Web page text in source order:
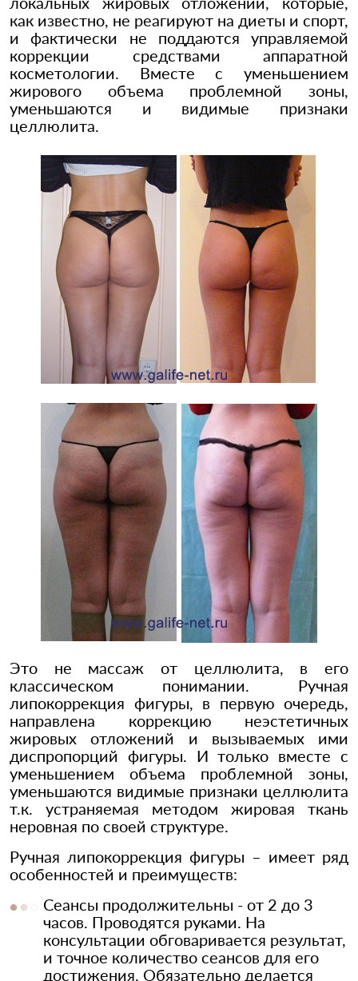
как известно, не реагируют на диеты и спорт,
и фактически не поддаются управляемой
коррекции средствами аппаратной
косметологии. Вместе с уменьшением
жирового объема проблемной зоны,
уменьшаются и видимые признаки
целлюлита.
Это не массаж от целлюлита, в его
классическом понимании. Ручная
липокоррекция фигуры, в первую очередь,
направлена коррекцию неэстетичных
жировых отложений и вызываемых ими
диспропорций фигуры. И только вместе с
уменьшением объема проблемной зоны,
уменьшаются видимые признаки целлюлита
т.к. устраняемая методом жировая ткань
неровная по своей структуре.
Ручная липокоррекция фигуры – имеет ряд
особенностей и преимуществ:
Сеансы продолжительны - от 2 до 3
часов. Проводятся руками. На
консультации обговаривается результат,
и точное количество сеансов для его
достижения. Обязательно делается